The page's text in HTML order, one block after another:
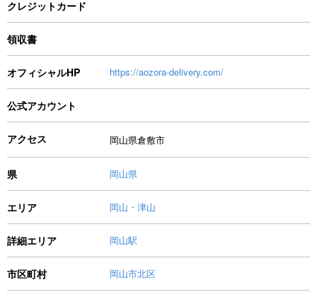
クレジットカード
領収書
オフィシャルHP https://aozora-delivery.com/
公式アカウント
アクセス 岡山県倉敷市
県 岡山県
エリア 岡山・津山
詳細エリア 岡山駅
市区町村 岡山市北区